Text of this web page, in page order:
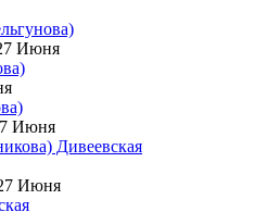
Июня
Июня
Дивеевская
Июня